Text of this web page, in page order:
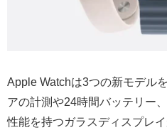
Apple Watchは3つの新モデル
アの計測や24時間バッテリー
性能を持つガラスディスプレ